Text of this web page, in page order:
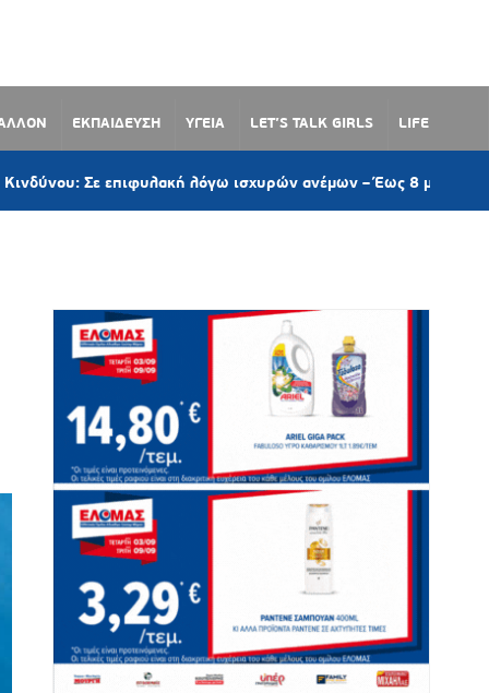
ΕΚΠΑΙΔΕΥΣΗ ΥΓΕΙΑ LET’S TALK GIRLS LIFE
επιφυλακή λόγω ισχυρών ανέμων – Έως 8 μποφόρ στις